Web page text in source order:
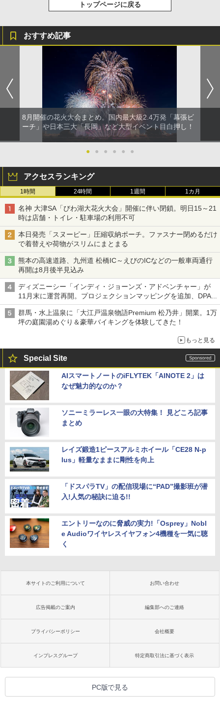
トップページに戻る
おすすめ記事
8月開催の花火大会まとめ。国内最大級2.4万発「幕張ビ
ーチ」や日本三大「長岡」など大型イベント目白押し！
● ● ● ● ● ●
アクセスランキング
1時間 24時間 1週間 1カ月
名神 大津SA「びわ湖大花火大会」開催に伴い閉鎖。明日15～21
時は店舗・トイレ・駐車場の利用不可
本日発売「スヌーピー」圧縮収納ポーチ。ファスナー閉めるだけ
で着替えや荷物がスリムにまとまる
熊本の高速道路、九州道 松橋IC～えびのICなどの一般車両通行
再開は8月後半見込み
ディズニーシー「インディ・ジョーンズ・アドベンチャー」が
11月末に運営再開。プロジェクションマッピングを追加、DPA
は1500円
群馬・水上温泉に「大江戸温泉物語Premium 松乃井」開業。1万
坪の庭園湯めぐり＆豪華バイキングを体験してきた！
もっと見る
Special Site
AIスマートノートのiFLYTEK「AINOTE 2」は
なぜ魅力的なのか？
ソニーミラーレス一眼の大特集！ 見どころ記事
まとめ
レイズ鍛造1ピースアルミホイール「CE28 N-p
lus」軽量なままに剛性を向上
「ドスパラTV」の配信現場に“PAD”撮影班が潜
入!人気の秘訣に迫る!!
エントリーなのに脅威の実力!「Osprey」Nobl
e Audioワイヤレスイヤフォン4機種を一気に聴
く
本サイトのご利用について お問い合わせ
広告掲載のご案内 編集部へのご連絡
プライバシーポリシー 会社概要
インプレスグループ 特定商取引法に基づく表示
PC版で見る